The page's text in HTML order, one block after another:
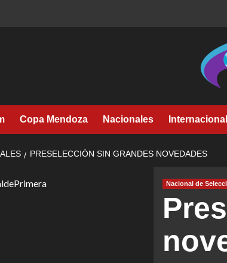
Copa Mendoza Nacionales
PRESELECCIÓN SIN GRANDES NOVEDADES
Nacional de